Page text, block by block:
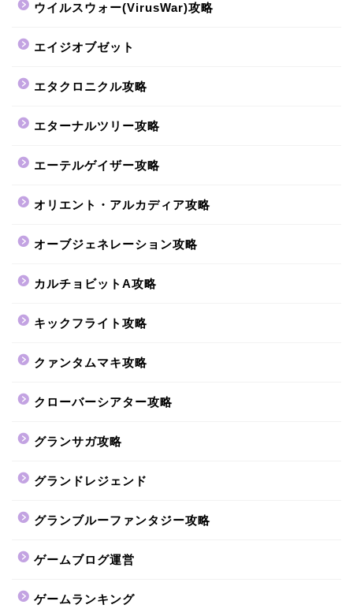
ウイルスウォー(VirusWar)攻略
エイジオブゼット
エタクロニクル攻略
エターナルツリー攻略
エーテルゲイザー攻略
オリエント・アルカディア攻略
オーブジェネレーション攻略
カルチョビットA攻略
キックフライト攻略
クァンタムマキ攻略
クローバーシアター攻略
グランサガ攻略
グランドレジェンド
グランブルーファンタジー攻略
ゲームブログ運営
ゲームランキング